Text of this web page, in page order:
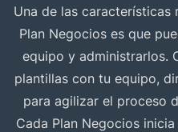
Una de las características
Plan Negocios es que
equipo y administrarlos.
plantillas con tu equipo,
para agilizar el proceso
Cada Plan Negocios